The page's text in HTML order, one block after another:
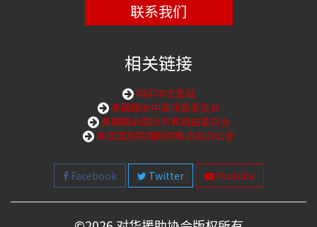
联系我们
相关链接
购买中文圣经
美国国会中国问题委员会
美国国会国际宗教自由委员会
美国国务院国际宗教自由办公室
Facebook Twitter Youtube